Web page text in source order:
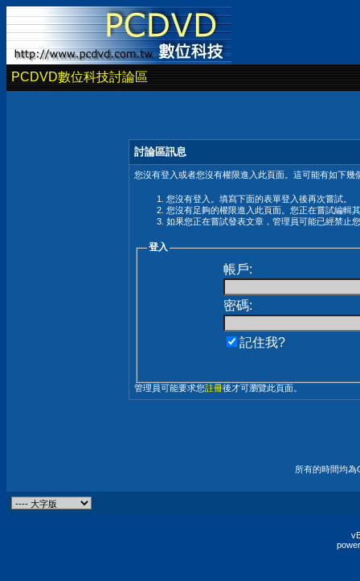
PCDVD數位科技討論區
討論區訊息
您沒有登入或者您沒有權限進入此頁面。這可能有如下幾
您沒有登入。填寫下面的表單登入後再次嘗試。
您沒有足夠的權限進入此頁面。您正在嘗試編輯
如果您正在嘗試發表文章，管理員可能已經禁止
登入
帳戶:
密碼:
記住我?
管理員可能要求您註冊後才可瀏覽此頁面。
所有的時間均為